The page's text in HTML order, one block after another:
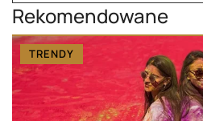
Rekomendowane
TRENDY